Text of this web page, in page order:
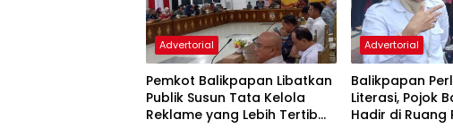
Advertorial
Pemkot Balikpapan Libatkan
Publik Susun Tata Kelola
Reklame yang Lebih Tertib
Advertorial
Balikpapan
Literasi, Pojok
Hadir di Ruang